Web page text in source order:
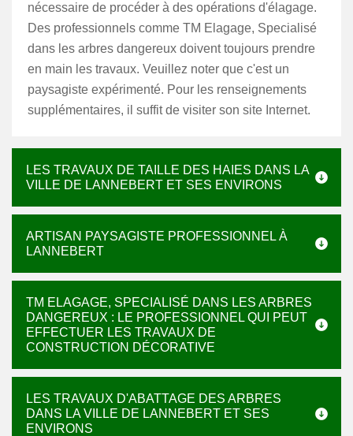
nécessaire de procéder à des opérations d'élagage.
Des professionnels comme TM Elagage, Specialisé
dans les arbres dangereux doivent toujours prendre
en main les travaux. Veuillez noter que c'est un
paysagiste expérimenté. Pour les renseignements
supplémentaires, il suffit de visiter son site Internet.
LES TRAVAUX DE TAILLE DES HAIES DANS LA
VILLE DE LANNEBERT ET SES ENVIRONS
ARTISAN PAYSAGISTE PROFESSIONNEL À
LANNEBERT
TM ELAGAGE, SPECIALISÉ DANS LES ARBRES
DANGEREUX : LE PROFESSIONNEL QUI PEUT
EFFECTUER LES TRAVAUX DE
CONSTRUCTION DÉCORATIVE
LES TRAVAUX D'ABATTAGE DES ARBRES
DANS LA VILLE DE LANNEBERT ET SES
ENVIRONS